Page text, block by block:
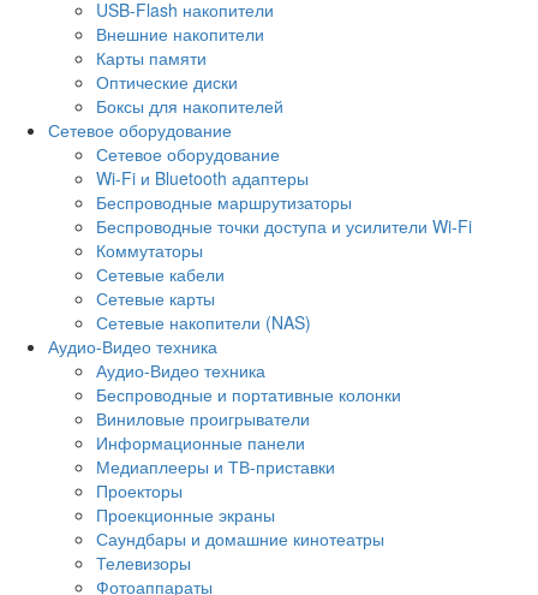
USB-Flash накопители
Внешние накопители
Карты памяти
Оптические диски
Боксы для накопителей
Сетевое оборудование
Сетевое оборудование
Wi-Fi и Bluetooth адаптеры
Беспроводные маршрутизаторы
Беспроводные точки доступа и усилители Wi-Fi
Коммутаторы
Сетевые кабели
Сетевые карты
Сетевые накопители (NAS)
Аудио-Видео техника
Аудио-Видео техника
Беспроводные и портативные колонки
Виниловые проигрыватели
Информационные панели
Медиаплееры и ТВ-приставки
Проекторы
Проекционные экраны
Саундбары и домашние кинотеатры
Телевизоры
Фотоаппараты